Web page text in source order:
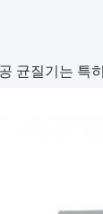
균질기는 특